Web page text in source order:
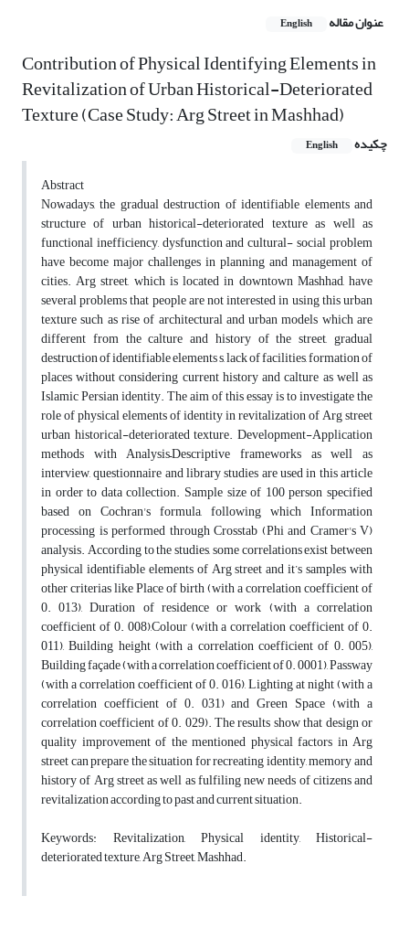
عنوان مقاله English
Contribution of Physical Identifying Elements in
Revitalization of Urban Historical-Deteriorated
Texture (Case Study: Arg Street in Mashhad)
چکیده English
Abstract
Nowadays, the gradual destruction of identifiable elements and
structure of urban historical-deteriorated texture as well as
functional inefficiency, dysfunction and cultural- social problem
have become major challenges in planning and management of
cities. Arg street, which is located in downtown Mashhad, have
several problems that people are not interested in using this urban
texture such as rise of architectural and urban models which are
different from the calture and history of the street, gradual
destruction of identifiable elements s, lack of facilities, formation of
places without considering current history and calture as well as
Islamic Persian identity. The aim of this essay is to investigate the
role of physical elements of identity in revitalization of Arg street
urban historical-deteriorated texture. Development-Application
methods with Analysis–Descriptive frameworks as well as
interview, questionnaire and library studies are used in this article
in order to data collection. Sample size of 100 person specified
based on Cochran's formula, following which Information
processing is performed through Crosstab (Phi and Cramer's V)
analysis. According to the studies, some correlations exist between
physical identifiable elements of Arg street and it’s samples with
other criterias like Place of birth (with a correlation coefficient of
0. 013), Duration of residence or work (with a correlation
coefficient of 0. 008),Colour (with a correlation coefficient of 0.
011), Building height (with a correlation coefficient of 0. 005),
Building façade (with a correlation coefficient of 0. 0001), Passway
(with a correlation coefficient of 0. 016), Lighting at night (with a
correlation coefficient of 0. 031) and Green Space (with a
correlation coefficient of 0. 029). The results show that design or
quality improvement of the mentioned physical factors in Arg
street can prepare the situation for recreating identity, memory and
history of Arg street as well as fulfiling new needs of citizens and
revitalization according to past and current situation.
Keywords: Revitalization, Physical identity, Historical-
deteriorated texture, Arg Street, Mashhad.